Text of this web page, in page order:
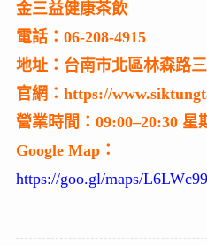
金三益健康茶飲
電話：06-208-4915
地址：台南市北區林森路
官網：https://
營業時間：09:00–20:30 星
Google Map：
https://goo.gl/maps/